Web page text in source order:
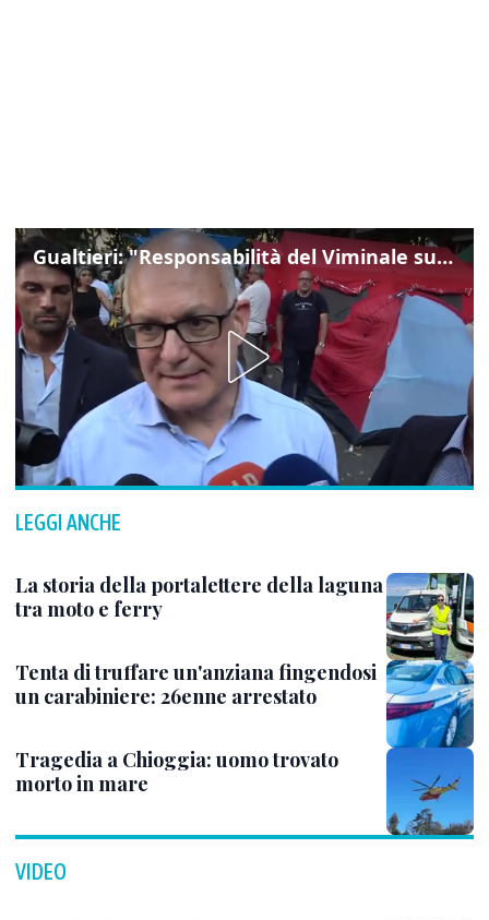
Gualtieri: "Responsabilità del Viminale su Spin Time? La posizione dei partiti è nota"
LEGGI ANCHE
La storia della portalettere della laguna
tra moto e ferry
Tenta di truffare un'anziana fingendosi
un carabiniere: 26enne arrestato
Tragedia a Chioggia: uomo trovato
morto in mare
VIDEO